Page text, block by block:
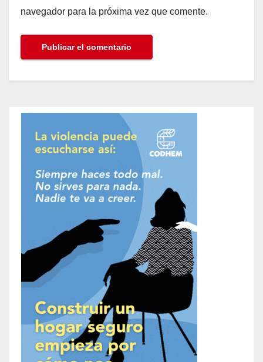
navegador para la próxima vez que comente.